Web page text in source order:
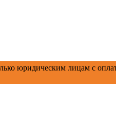
юридическим лицам с